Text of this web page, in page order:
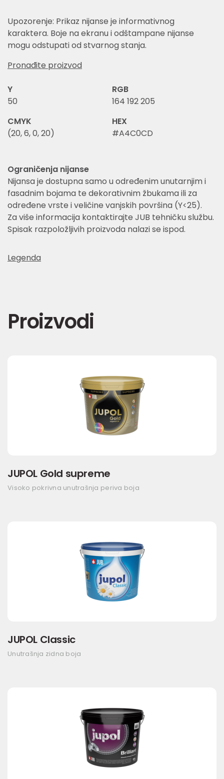
Upozorenje: Prikaz nijanse je informativnog
karaktera. Boje na ekranu i odštampane nijanse
mogu odstupati od stvarnog stanja.
Pronađite proizvod
Y
50
RGB
164 192 205
CMYK
(20, 6, 0, 20)
HEX
#A4C0CD
Ograničenja nijanse
Nijansa je dostupna samo u određenim unutarnjim i
fasadnim bojama te dekorativnim žbukama ili za
određene vrste i veličine vanjskih površina (Y<25).
Za više informacija kontaktirajte JUB tehničku službu.
Spisak razpoložljivih proizvoda nalazi se ispod.
Legenda
Proizvodi
JUPOL Gold supreme
Visoko pokrivna unutrašnja periva boja
JUPOL Classic
Unutrašnja zidna boja